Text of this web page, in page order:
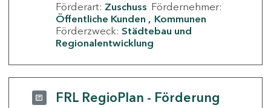
Förderart: Zuschuss Fördernehmer:
Öffentliche Kunden
Kommunen
Förderzweck: Städtebau und
Regionalentwicklung
FRL RegioPlan - Förderung